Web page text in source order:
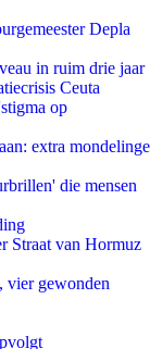
Depla
in ruim drie jaar
Ceuta
op
extra mondelinge
die mensen
Straat van Hormuz
vier gewonden